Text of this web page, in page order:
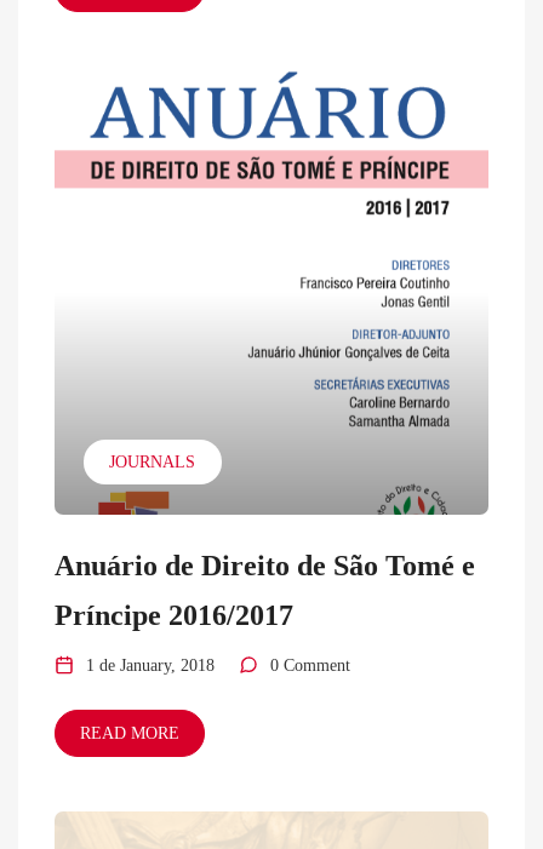
JOURNALS
Anuário de Direito de São Tomé e
Príncipe 2016/2017
1 de January, 2018 0 Comment
READ MORE